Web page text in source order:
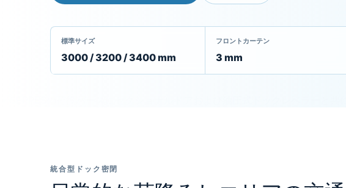
標準サイズ
3000 / 3200 / 3400 mm
フロントカーテン
3 mm
統合型ドック密閉